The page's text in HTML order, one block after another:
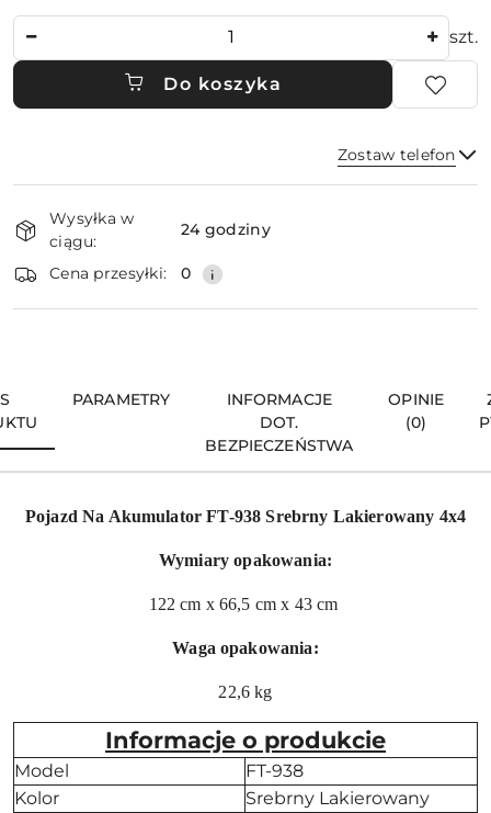
szt.
Do koszyka
Zostaw telefon
Dostępność
i
dostawa
Wysyłka w
ciągu:
24 godziny
Cena przesyłki: 0
PARAMETRY
INFORMACJE
DOT.
BEZPIECZEŃSTWA
OPINIE
(0)
Pojazd Na Akumulator FT-938 Srebrny Lakierowany 4x4
Wymiary opakowania:
122 cm x 66,5 cm x 43 cm
Waga opakowania:
22,6 kg
Informacje o produkcie
Model
FT-938
Kolor
Srebrny Lakierowany